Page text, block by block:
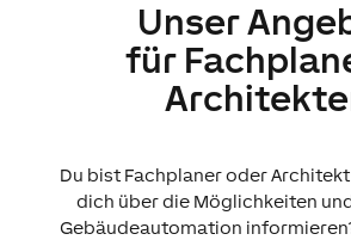
Unser
für
Du bist Fachplaner oder
dich über die Möglichkeiten
Gebäudeautomation